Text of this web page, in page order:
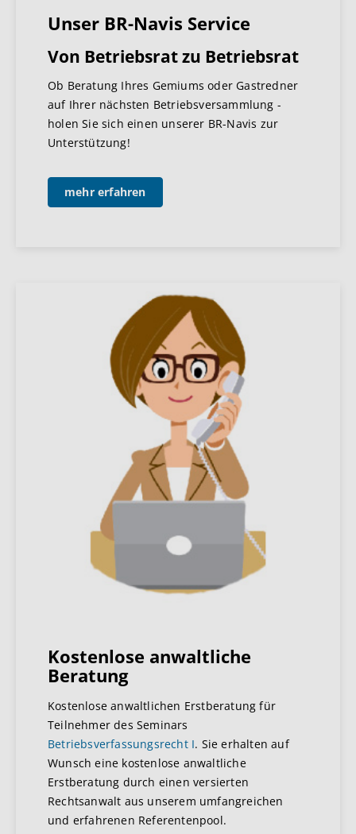
Unser BR-Navis Service
Von Betriebsrat zu Betriebsrat
Ob Beratung Ihres Gemiums oder Gastredner
auf Ihrer nächsten Betriebsversammlung -
holen Sie sich einen unserer BR-Navis zur
Unterstützung!
mehr erfahren
Kostenlose anwaltliche
Beratung
​Kostenlose anwaltlichen Erstberatung für
Teilnehmer des Seminars
Betriebsverfassungsrecht I. Sie erhalten auf
Wunsch eine kostenlose anwaltliche
Erstberatung durch einen versierten
Rechtsanwalt aus unserem umfangreichen
und erfahrenen Referentenpool.